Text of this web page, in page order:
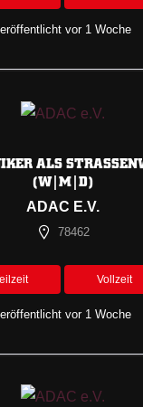
vor 1 Woche
ALS
W|M|D)
ADAC E.V.
78462
Vollzeit
vor 1 Woche